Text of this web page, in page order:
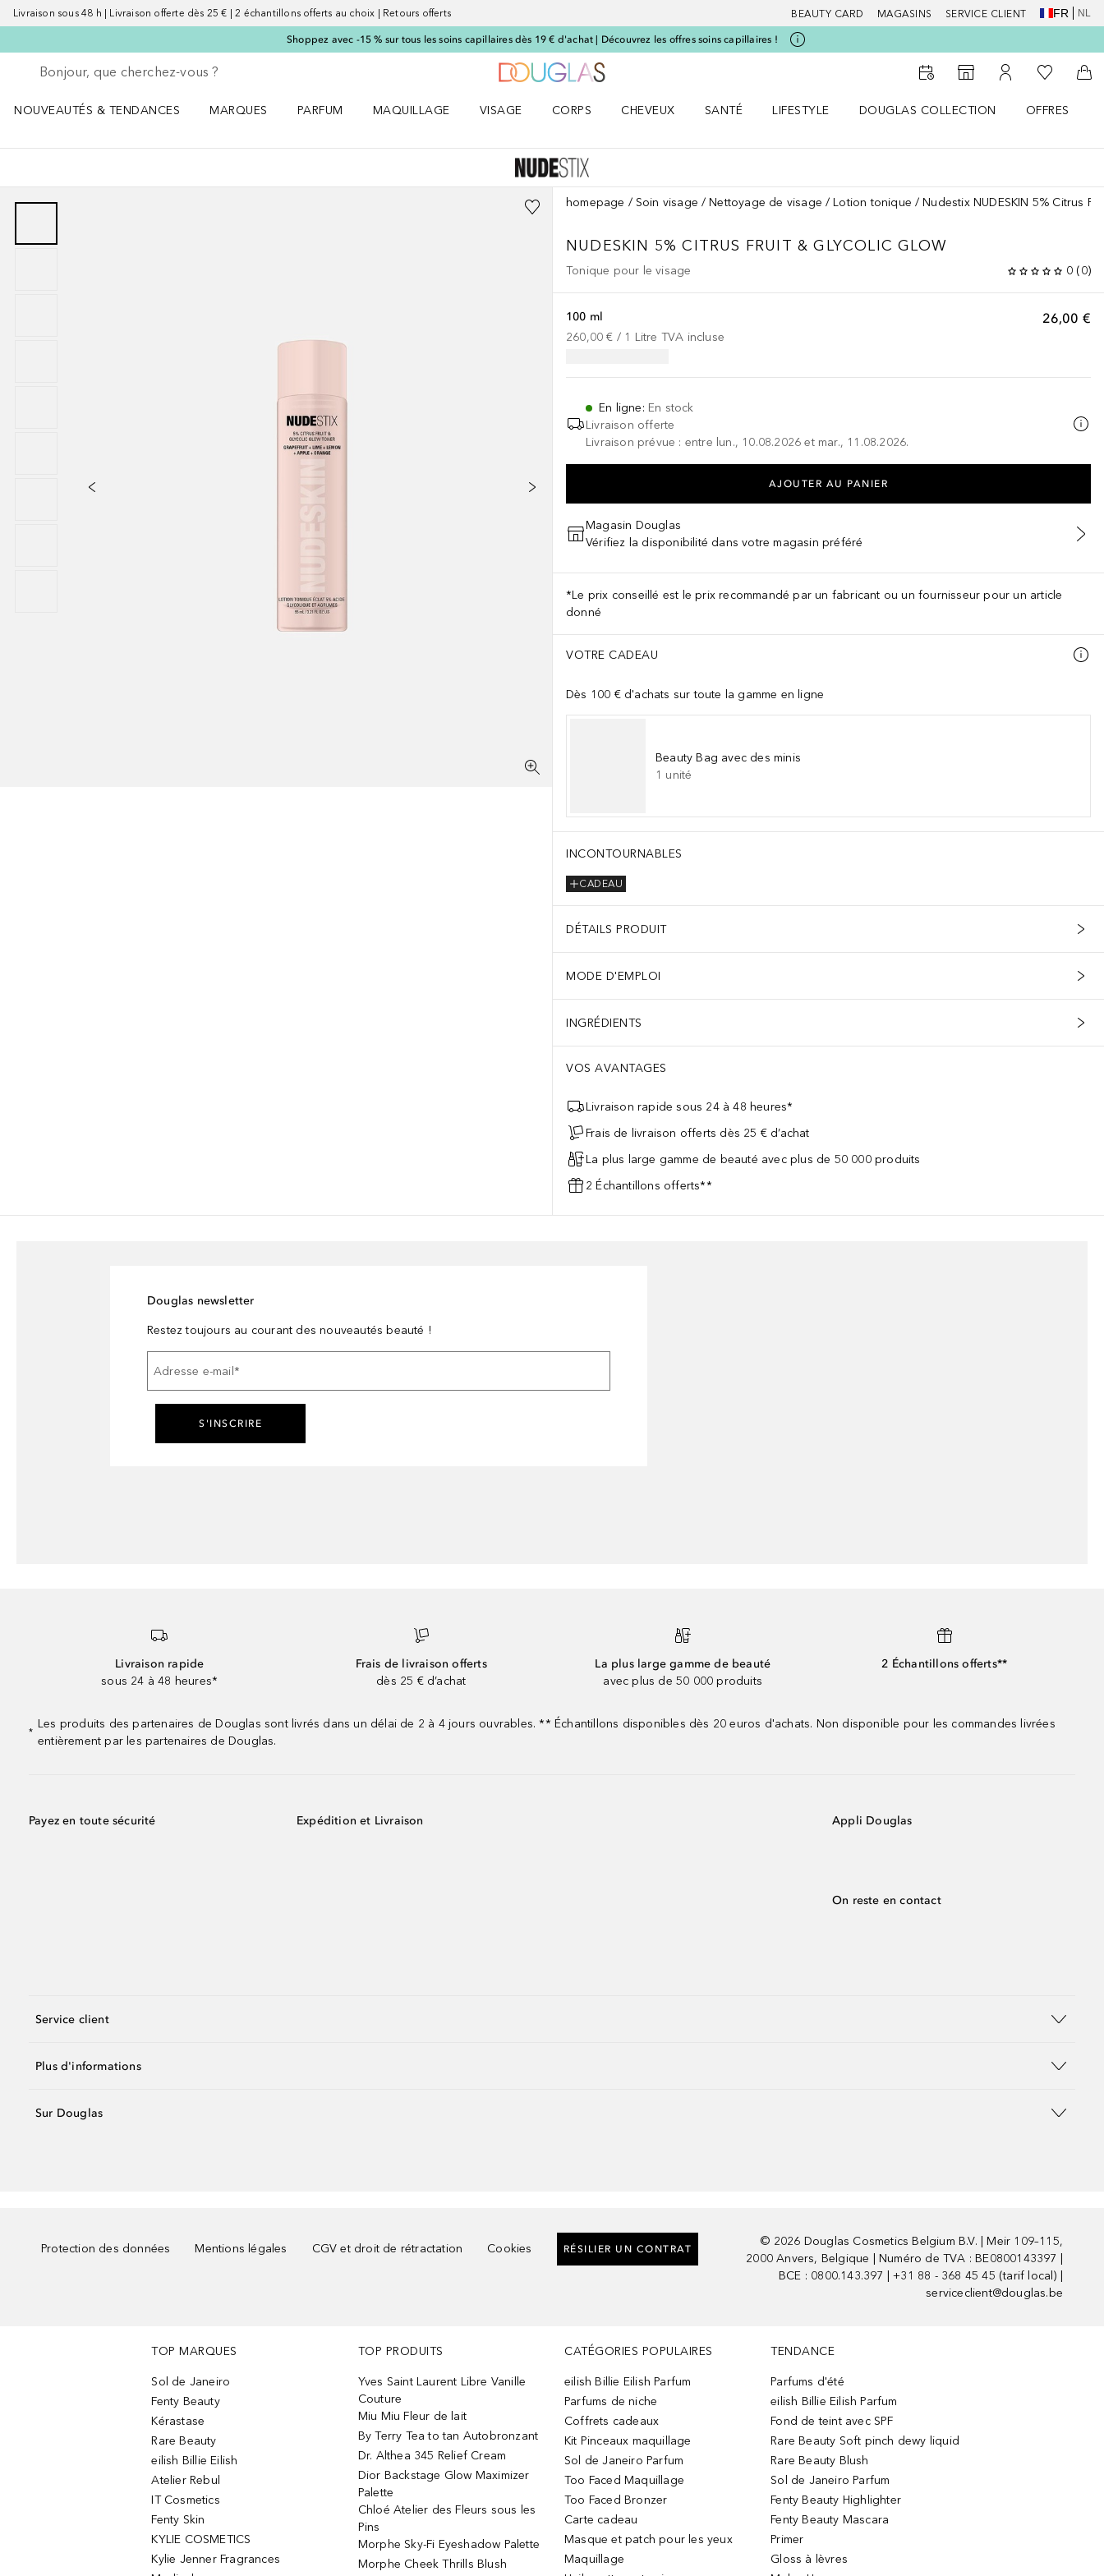
Livraison sous 48 h | Livraison offerte dès 25 € | 2 échantillons offerts au choix | Retours offerts BEAUTY CARD MAGASINS SERVICE CLIENT FR NL
Shoppez avec -15 % sur tous les soins capillaires dès 19 € d'achat | Découvrez les offres soins capillaires !
Retourner
Effectuer la recherche
Vers le Storefinder
Vers Mon Compte
Vers Ma
NOUVEAUTÉS & TENDANCES
MARQUES
PARFUM
MAQUILLAGE
VISAGE
CORPS
CHEVEUX
SANTÉ
LIFESTYLE
DOUGLAS COLLECTION
OFFRES
homepage Soin visage Nettoyage de visage Lotion tonique Nudestix NUDESKIN 5% Citrus
NUDESKIN 5% CITRUS FRUIT & GLYCOLIC GLOW
Tonique pour le visage 0 (0)
26,00 €
100 ml
260,00 € / 1 Litre TVA incluse
En ligne: En stock
Livraison offerte
Livraison prévue : entre lun., 10.08.2026 et mar., 11.08.2026.
AJOUTER AU PANIER
Magasin Douglas
Vérifiez la disponibilité dans votre magasin préféré
*Le prix conseillé est le prix recommandé par un fabricant ou un fournisseur pour un article
donné
VOTRE CADEAU
Dès 100 € d'achats sur toute la gamme en ligne
Beauty Bag avec des minis
1 unité
INCONTOURNABLES
CADEAU
DÉTAILS PRODUIT
MODE D'EMPLOI
INGRÉDIENTS
VOS AVANTAGES
Livraison rapide sous 24 à 48 heures*
Frais de livraison offerts dès 25 € d’achat
La plus large gamme de beauté avec plus de 50 000 produits
2 Échantillons offerts**
Douglas newsletter
Restez toujours au courant des nouveautés beauté !
Adresse e-mail *
S'INSCRIRE
Livraison rapide
sous 24 à 48 heures*
Frais de livraison offerts
dès 25 € d’achat
La plus large gamme de beauté
avec plus de 50 000 produits
2 Échantillons offerts**
*
Les produits des partenaires de Douglas sont livrés dans un délai de 2 à 4 jours ouvrables. ** Échantillons disponibles dès 20 euros d'achats. Non disponible pour les commandes livrées
entièrement par les partenaires de Douglas.
Payez en toute sécurité Expédition et Livraison Appli Douglas
On reste en contact
Service client
Plus d'informations
Sur Douglas
Protection des données Mentions légales CGV et droit de rétractation Cookies RÉSILIER UN CONTRAT
© 2026 Douglas Cosmetics Belgium B.V. | Meir 109–115,
2000 Anvers, Belgique | Numéro de TVA : BE0800143397 |
BCE : 0800.143.397 | +31 88 - 368 45 45 (tarif local) |
serviceclient@douglas.be
TOP MARQUES
Sol de Janeiro
Fenty Beauty
Kérastase
Rare Beauty
eilish Billie Eilish
Atelier Rebul
IT Cosmetics
Fenty Skin
KYLIE COSMETICS
Kylie Jenner Fragrances
TOP PRODUITS
Yves Saint Laurent Libre Vanille
Couture
Miu Miu Fleur de lait
By Terry Tea to tan Autobronzant
Dr. Althea 345 Relief Cream
Dior Backstage Glow Maximizer
Palette
Chloé Atelier des Fleurs sous les
Pins
Morphe Sky-Fi Eyeshadow Palette
Morphe Cheek Thrills Blush
CATÉGORIES POPULAIRES
eilish Billie Eilish Parfum
Parfums de niche
Coffrets cadeaux
Kit Pinceaux maquillage
Sol de Janeiro Parfum
Too Faced Maquillage
Too Faced Bronzer
Carte cadeau
Masque et patch pour les yeux
Maquillage
TENDANCE
Parfums d'été
eilish Billie Eilish Parfum
Fond de teint avec SPF
Rare Beauty Soft pinch dewy liquid
Rare Beauty Blush
Sol de Janeiro Parfum
Fenty Beauty Highlighter
Fenty Beauty Mascara
Primer
Gloss à lèvres